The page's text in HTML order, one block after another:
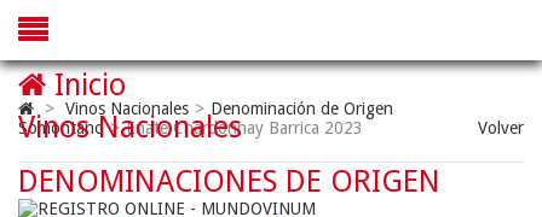
> Vinos Nacionales > Denominación de Origen
Somontano > Enate Chardonnay Barrica 2023 Volver
Inicio
Vinos Nacionales
DENOMINACIONES DE ORIGEN